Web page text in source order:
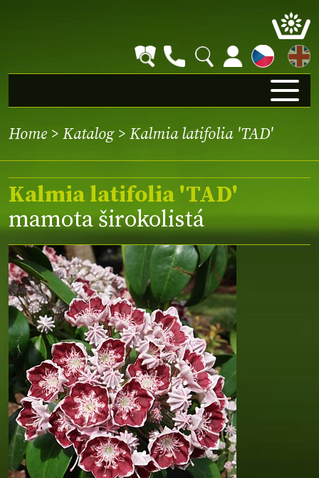
EN
Home > Katalog> Kalmia latifolia 'TAD'
Kalmia latifolia 'TAD'
mamota širokolistá